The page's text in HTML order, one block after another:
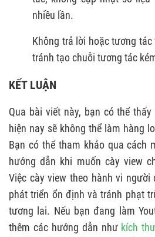
nhiều lần.
Không trả lời hoặc tương
tránh tạo chuỗi tương tác
KẾT LUẬN
Qua bài viết này, bạn có thể thấy
hiện nay sẽ không thể làm hàng
Bạn có thể tham khảo qua cách
hướng dẫn khi muốn cày view
Việc cày view theo hành vi người
phát triển ổn định và tránh phạt
tương lai. Nếu bạn đang làm
thêm các hướng dẫn nhưkích